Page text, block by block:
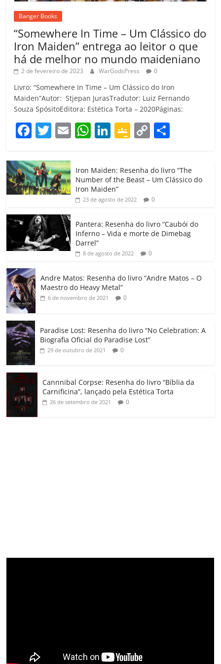
Banger Books
“Somewhere In Time – Um Clássico do
Iron Maiden” entrega ao leitor o que
há de melhor no mundo maideniano
2 de fevereiro de 2023 WarGodsPress 0
Livro: “Somewhere In Time – Um Clássico do Iron
Maiden”Autor: Stjepan JurasTradutor: Luiz Fernando
Souza SpósitoEditora: Estética Torta – 2020Páginas:
F
c
e
b
o
o
k
T
itt
er
E W
at
s
A
p
Li
e
dI
G
gl
e
Cl
a
ss
ro
o
C
p
y
Li
k
m
p
h
ar
Iron Maiden: Resenha do livro “The
Number of the Beast – Um Clássico do
Iron Maiden”
23 de agosto de 2022 0
Pantera: Resenha do livro “Caubói do
Inferno – Vida e morte de Dimebag
Darrel”
8 de agosto de 2022 0
Andre Matos: Resenha do livro “Andre Matos – O
Maestro do Heavy Metal”
6 de novembro de 2021 0
Paradise Lost: Resenha do livro “No Celebration: A
Biografia Oficial do Paradise Lost”
29 de outubro de 2021 0
Cannnibal Corpse: Resenha do livro “Bíblia da
Carnificina”, lançado pela Estética Torta
26 de setembro de 2021 0